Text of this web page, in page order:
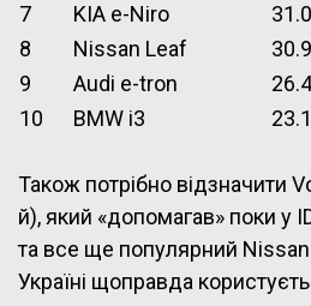
7
KIA e-Niro
8
Nissan Leaf
9
Audi e-tron
10
BMW i3
Також потрібно відзначити
й), який «допомагав» поки у
та все ще популярний
Україні щоправда